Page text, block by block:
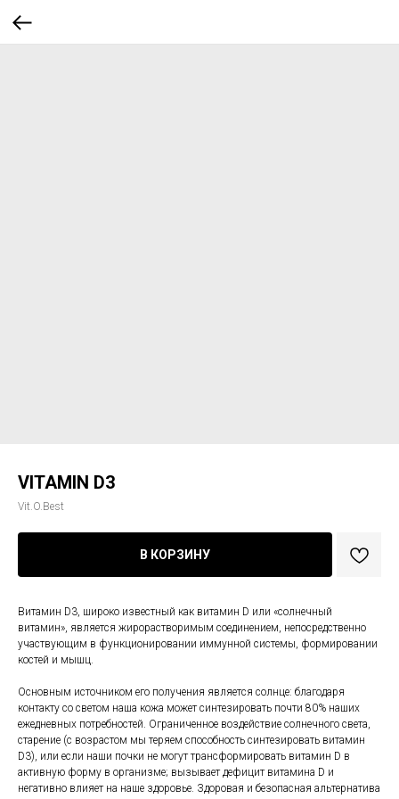
VITAMIN D3
Vit.O.Best
В КОРЗИНУ
Витамин D3, широко известный как витамин D или «солнечный
витамин», является жирорастворимым соединением, непосредственно
участвующим в функционировании иммунной системы, формировании
костей и мышц.
Основным источником его получения является солнце: благодаря
контакту со светом наша кожа может синтезировать почти 80% наших
ежедневных потребностей. Ограниченное воздействие солнечного света,
старение (с возрастом мы теряем способность синтезировать витамин
D3), или если наши почки не могут трансформировать витамин D в
активную форму в организме; вызывает дефицит витамина D и
негативно влияет на наше здоровье. Здоровая и безопасная альтернатива